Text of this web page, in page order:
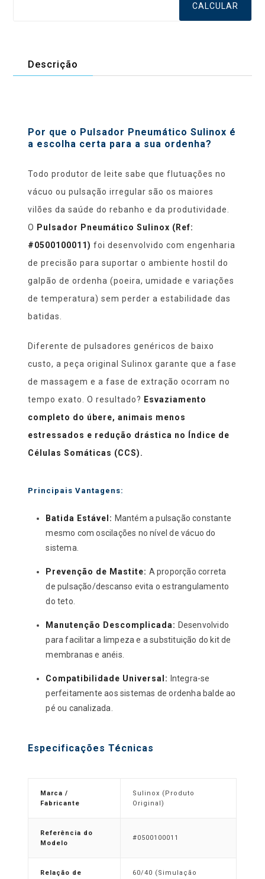
CALCULAR
Descrição
Por que o Pulsador Pneumático Sulinox é
a escolha certa para a sua ordenha?
Todo produtor de leite sabe que flutuações no
vácuo ou pulsação irregular são os maiores
vilões da saúde do rebanho e da produtividade.
O Pulsador Pneumático Sulinox (Ref:
#0500100011) foi desenvolvido com engenharia
de precisão para suportar o ambiente hostil do
galpão de ordenha (poeira, umidade e variações
de temperatura) sem perder a estabilidade das
batidas.
Diferente de pulsadores genéricos de baixo
custo, a peça original Sulinox garante que a fase
de massagem e a fase de extração ocorram no
tempo exato. O resultado? Esvaziamento
completo do úbere, animais menos
estressados e redução drástica no Índice de
Células Somáticas (CCS).
Principais Vantagens:
Batida Estável: Mantém a pulsação constante
mesmo com oscilações no nível de vácuo do
sistema.
Prevenção de Mastite: A proporção correta
de pulsação/descanso evita o estrangulamento
do teto.
Manutenção Descomplicada: Desenvolvido
para facilitar a limpeza e a substituição do kit de
membranas e anéis.
Compatibilidade Universal: Integra-se
perfeitamente aos sistemas de ordenha balde ao
pé ou canalizada.
Especificações Técnicas
Marca /
Fabricante
Sulinox (Produto
Original)
Referência do
Modelo
#0500100011
Relação de
60/40 (Simulação